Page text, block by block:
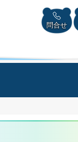
ニューを飛ばして本文へ
問合せ